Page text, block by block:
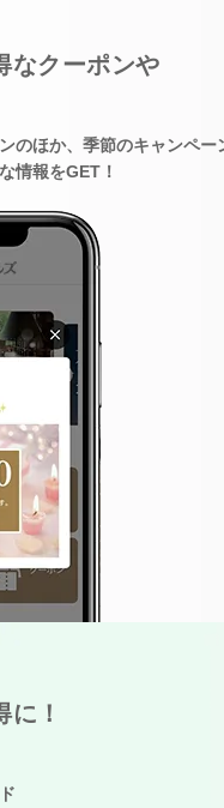
なクーポンや
のほか、季節のキャンペー
情報をGET！
！